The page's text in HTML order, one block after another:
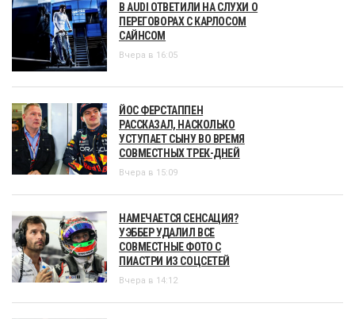
В AUDI ОТВЕТИЛИ НА СЛУХИ О
ПЕРЕГОВОРАХ С КАРЛОСОМ
САЙНСОМ
Вчера в 16:05
ЙОС ФЕРСТАППЕН
РАССКАЗАЛ, НАСКОЛЬКО
УСТУПАЕТ СЫНУ ВО ВРЕМЯ
СОВМЕСТНЫХ ТРЕК-ДНЕЙ
Вчера в 15:09
НАМЕЧАЕТСЯ СЕНСАЦИЯ?
УЭББЕР УДАЛИЛ ВСЕ
СОВМЕСТНЫЕ ФОТО С
ПИАСТРИ ИЗ СОЦСЕТЕЙ
Вчера в 14:12